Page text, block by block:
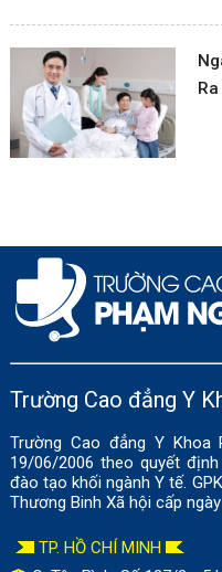
Trường Cao đẳng Y
Trường Cao đẳng Y Khoa
19/06/2006 theo quyết
đào tạo khối ngành Y tế.
Thương Binh Xã hội cấp
TP. HỒ CHÍ MINH